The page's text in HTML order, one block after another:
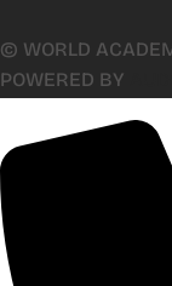
© WORLD
POWERED BY